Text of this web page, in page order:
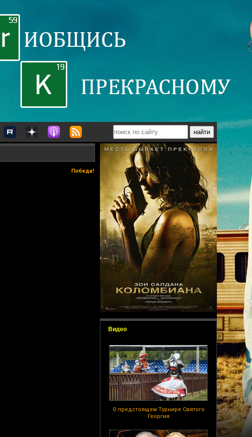
Видео
О предстоящем Турнире Святого
Георгия
Победа!